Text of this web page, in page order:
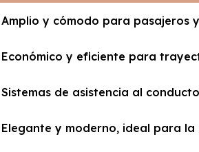
Amplio y cómodo para pasajeros
Económico y eficiente para
Sistemas de asistencia al
Elegante y moderno, ideal para la